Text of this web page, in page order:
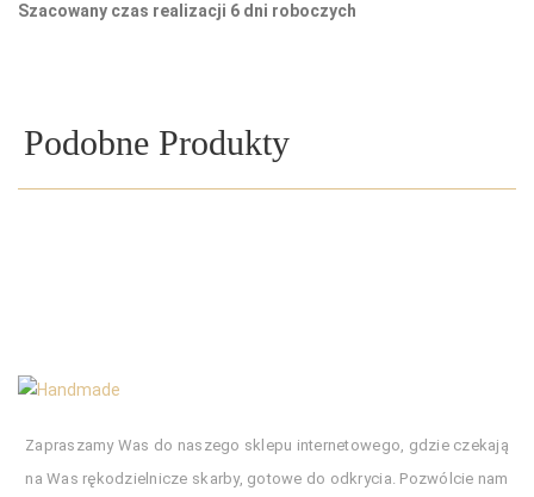
Szacowany czas realizacji 6 dni roboczych
Podobne Produkty
Zapraszamy Was do naszego sklepu internetowego, gdzie czekają
na Was rękodzielnicze skarby, gotowe do odkrycia. Pozwólcie nam